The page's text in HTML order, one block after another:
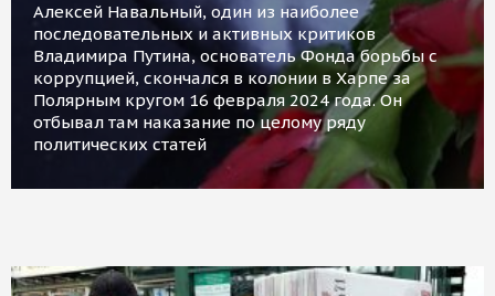
Алексей Навальный, один из наиболее
последовательных и активных критиков
Владимира Путина, основатель Фонда борьбы с
коррупцией, скончался в колонии в Харпе за
Полярным кругом 16 февраля 2024 года. Он
отбывал там наказание по целому ряду
политических статей